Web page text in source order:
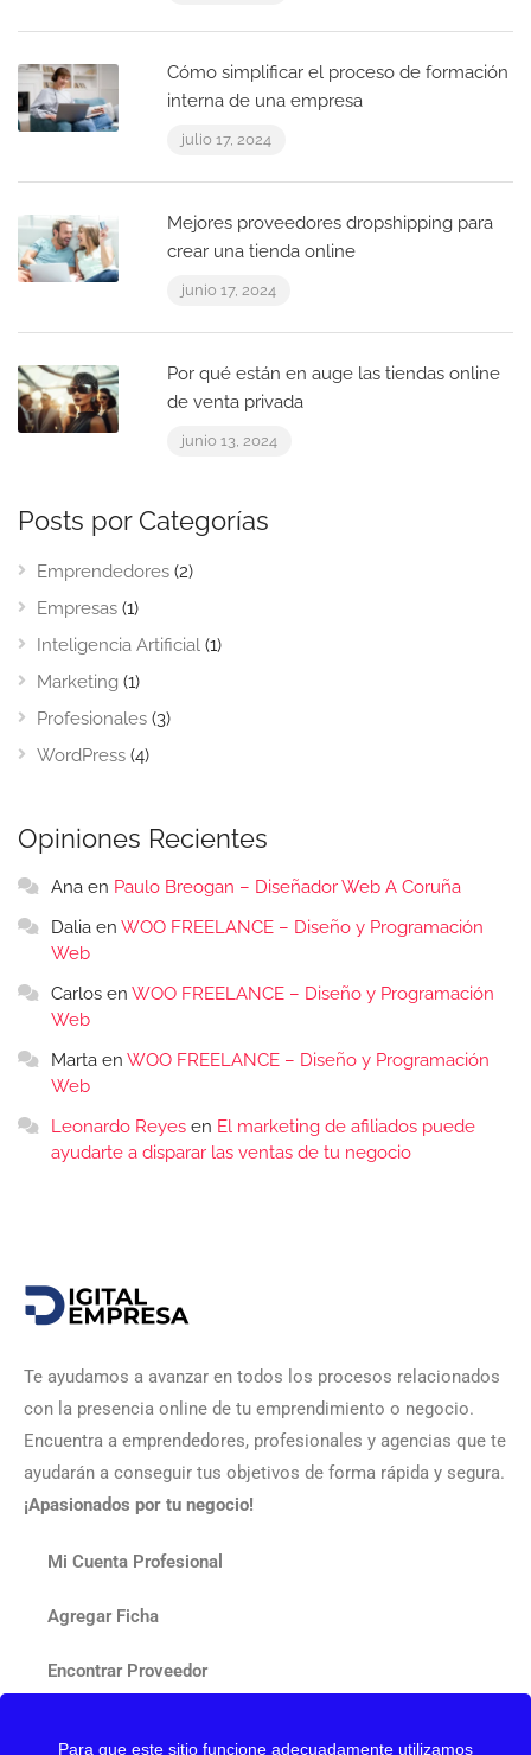
Cómo simplificar el proceso de formación
interna de una empresa
julio 17, 2024
Mejores proveedores dropshipping para
crear una tienda online
junio 17, 2024
Por qué están en auge las tiendas online
de venta privada
junio 13, 2024
Posts por Categorías
Emprendedores (2)
Empresas (1)
Inteligencia Artificial (1)
Marketing (1)
Profesionales (3)
WordPress (4)
Opiniones Recientes
Ana en Paulo Breogan – Diseñador Web A Coruña
Dalia en WOO FREELANCE – Diseño y Programación
Web
Carlos en WOO FREELANCE – Diseño y Programación
Web
Marta en WOO FREELANCE – Diseño y Programación
Web
Leonardo Reyes en El marketing de afiliados puede
ayudarte a disparar las ventas de tu negocio
Te ayudamos a avanzar en todos los procesos relacionados
con la presencia online de tu emprendimiento o negocio.
Encuentra a emprendedores, profesionales y agencias que te
ayudarán a conseguir tus objetivos de forma rápida y segura.
¡Apasionados por tu negocio!
Mi Cuenta Profesional
Agregar Ficha
Encontrar Proveedor
Para que este sitio funcione adecuadamente utilizamos